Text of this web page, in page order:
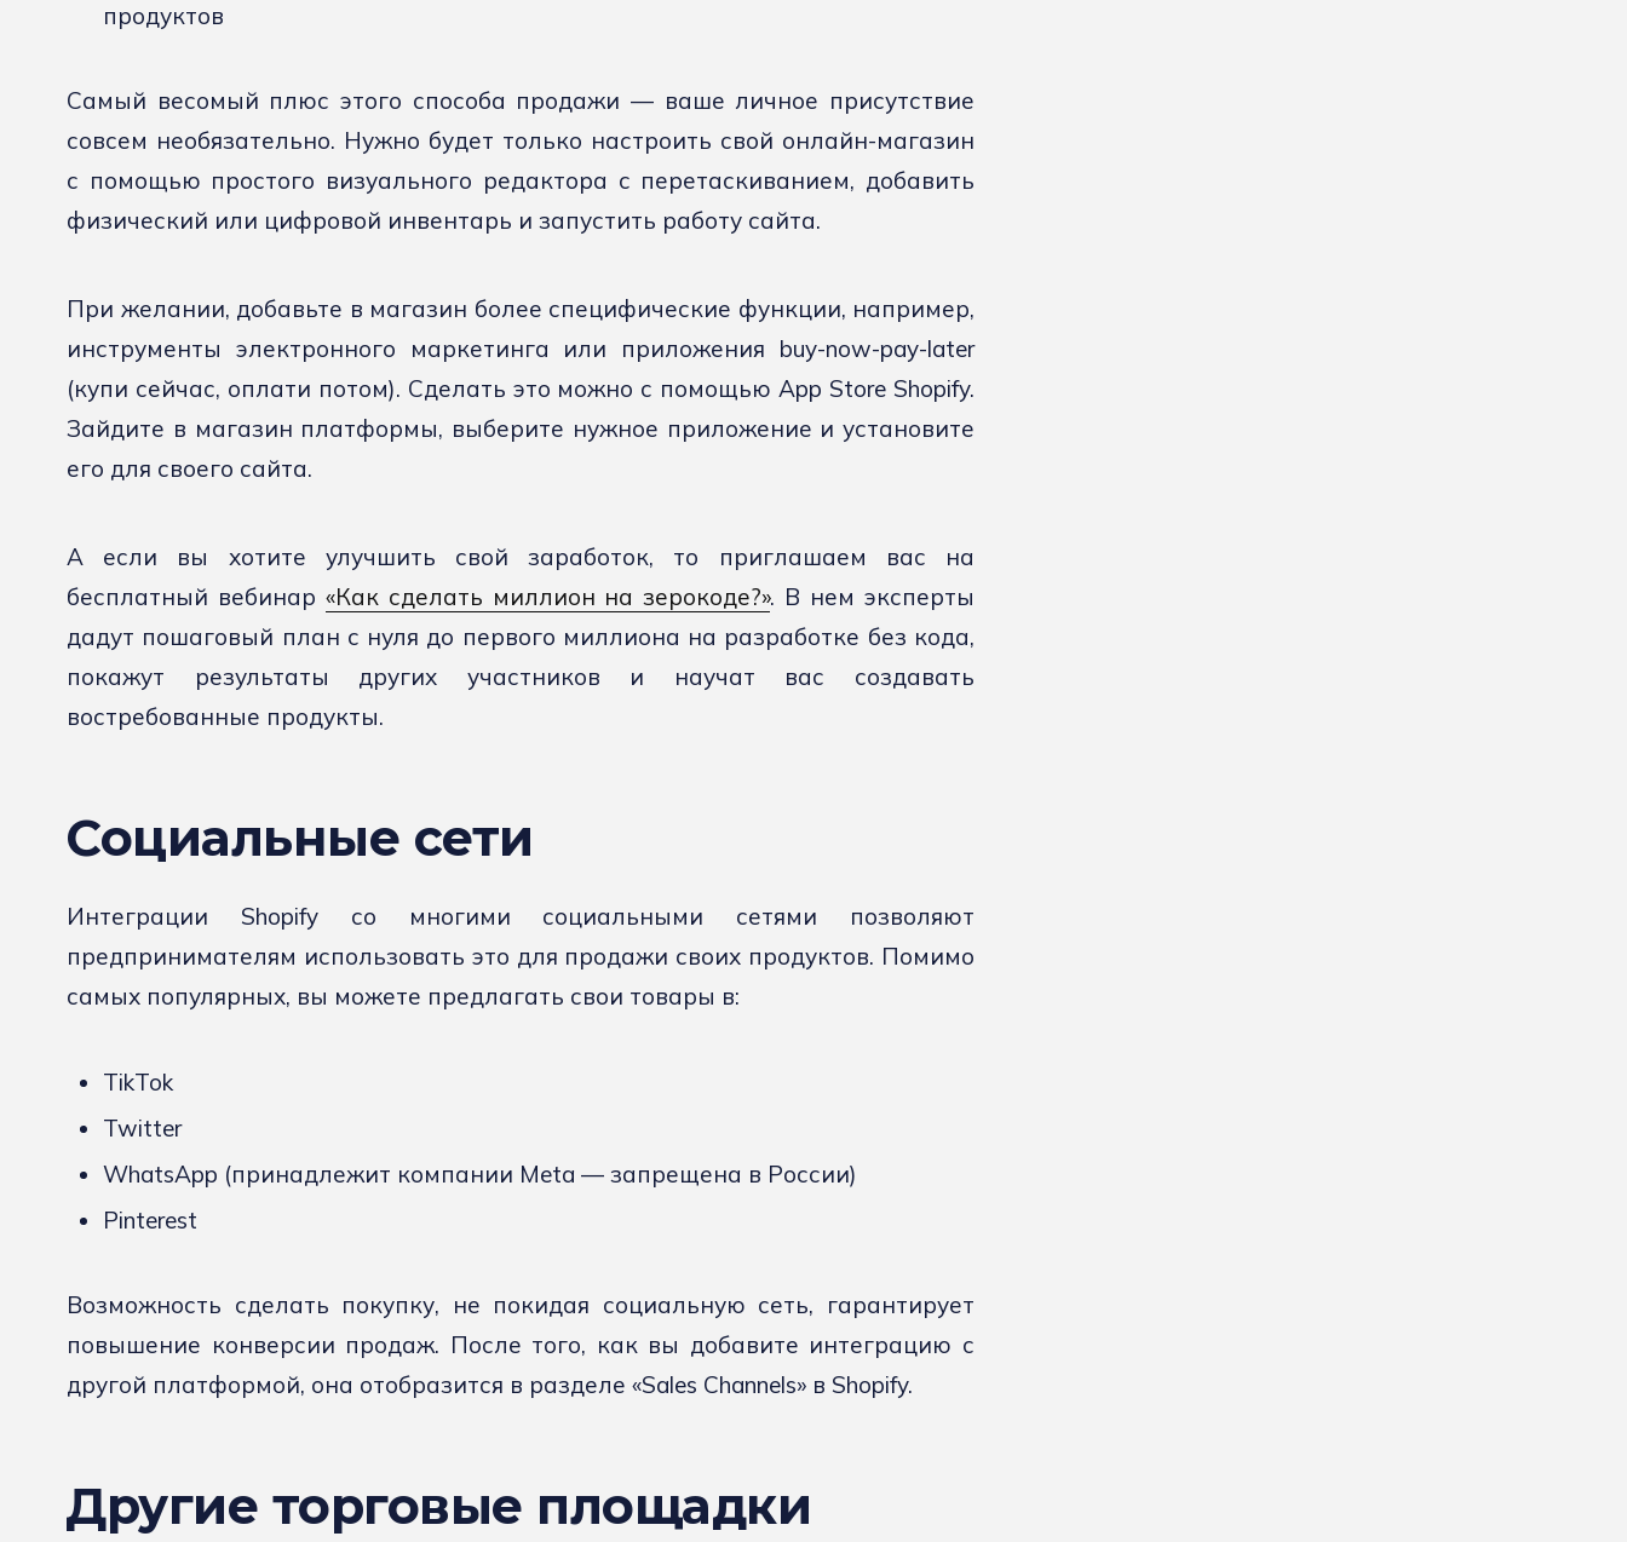
продуктов
Самый весомый плюс этого способа продажи — ваше личное присутствие
совсем необязательно. Нужно будет только настроить свой онлайн-магазин
с помощью простого визуального редактора с перетаскиванием, добавить
физический или цифровой инвентарь и запустить работу сайта.
При желании, добавьте в магазин более специфические функции, например,
инструменты электронного маркетинга или приложения buy-now-pay-later
(купи сейчас, оплати потом). Сделать это можно с помощью App Store Shopify.
Зайдите в магазин платформы, выберите нужное приложение и установите
его для своего сайта.
А если вы хотите улучшить свой заработок, то приглашаем вас на
бесплатный вебинар «Как сделать миллион на зерокоде?». В нем эксперты
дадут пошаговый план с нуля до первого миллиона на разработке без кода,
покажут результаты других участников и научат вас создавать
востребованные продукты.
Социальные сети
Интеграции Shopify со многими социальными сетями позволяют
предпринимателям использовать это для продажи своих продуктов. Помимо
самых популярных, вы можете предлагать свои товары в:
TikTok
Twitter
WhatsApp (принадлежит компании Meta — запрещена в России)
Pinterest
Возможность сделать покупку, не покидая социальную сеть, гарантирует
повышение конверсии продаж. После того, как вы добавите интеграцию с
другой платформой, она отобразится в разделе «Sales Channels» в Shopify.
Другие торговые площадки